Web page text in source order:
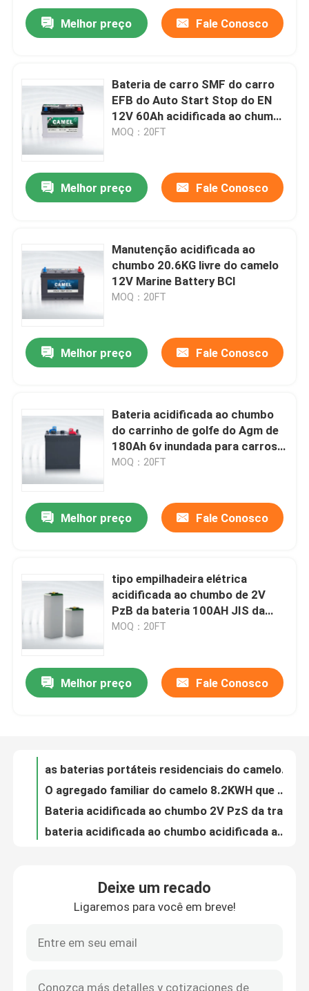
Casa
Produtos
Sobre nós
Controle da qualidade
Contacte-nos
Bateria do acionador de partida do carro
Bateria acidificada ao chumbo do acionador de
Lítio Ion Starter Battery
Melhor preço Fale Conosco
Bateria de carro SMF do carro
EFB do Auto Start Stop do EN
12V 60Ah acidificada ao chumbo
para veículos
MOQ：20FT
Melhor preço Fale Conosco
Manutenção acidificada ao
chumbo 20.6KG livre do camelo
12V Marine Battery BCI
MOQ：20FT
Melhor preço Fale Conosco
Bateria acidificada ao chumbo
do carrinho de golfe do Agm de
180Ah 6v inundada para carros-
patrulha
MOQ：20FT
Melhor preço Fale Conosco
tipo empilhadeira elétrica
acidificada ao chumbo de 2V
PzB da bateria 100AH JIS da
tração
MOQ：20FT
Melhor preço Fale Conosco
OEM acidificado ao chumbo de Marine Battery Yacht Deep Cycle Marine Battery do navio 800CCA
Deixe um recado
Ligaremos para você em breve!